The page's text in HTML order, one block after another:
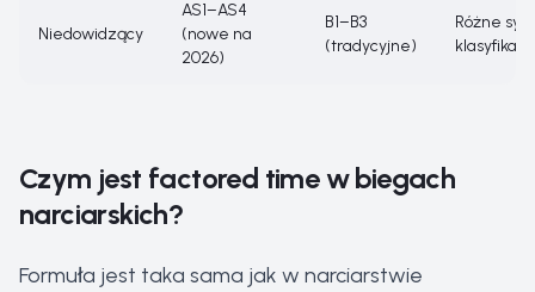
Niedowidzący
AS1–AS4
(nowe na
2026)
B1–B3
(tradycyjne)
Różne
klasyfikacji!
Czym jest factored time w biegach
narciarskich?
Formuła jest taka sama jak w narciarstwie